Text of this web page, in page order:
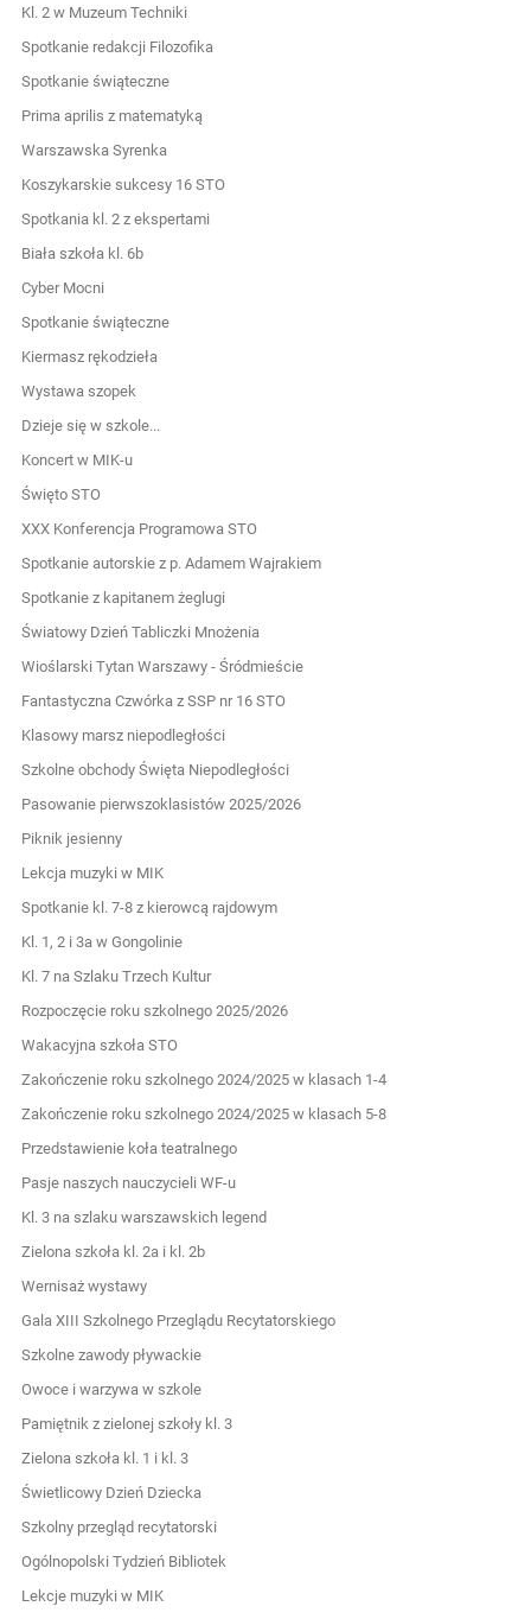
Kl. 2 w Muzeum Techniki
Spotkanie redakcji Filozofika
Spotkanie świąteczne
Prima aprilis z matematyką
Warszawska Syrenka
Koszykarskie sukcesy 16 STO
Spotkania kl. 2 z ekspertami
Biała szkoła kl. 6b
Cyber Mocni
Spotkanie świąteczne
Kiermasz rękodzieła
Wystawa szopek
Dzieje się w szkole...
Koncert w MIK-u
Święto STO
XXX Konferencja Programowa STO
Spotkanie autorskie z p. Adamem Wajrakiem
Spotkanie z kapitanem żeglugi
Światowy Dzień Tabliczki Mnożenia
Wioślarski Tytan Warszawy - Śródmieście
Fantastyczna Czwórka z SSP nr 16 STO
Klasowy marsz niepodległości
Szkolne obchody Święta Niepodległości
Pasowanie pierwszoklasistów 2025/2026
Piknik jesienny
Lekcja muzyki w MIK
Spotkanie kl. 7-8 z kierowcą rajdowym
Kl. 1, 2 i 3a w Gongolinie
Kl. 7 na Szlaku Trzech Kultur
Rozpoczęcie roku szkolnego 2025/2026
Wakacyjna szkoła STO
Zakończenie roku szkolnego 2024/2025 w klasach 1-4
Zakończenie roku szkolnego 2024/2025 w klasach 5-8
Przedstawienie koła teatralnego
Pasje naszych nauczycieli WF-u
Kl. 3 na szlaku warszawskich legend
Zielona szkoła kl. 2a i kl. 2b
Wernisaż wystawy
Gala XIII Szkolnego Przeglądu Recytatorskiego
Szkolne zawody pływackie
Owoce i warzywa w szkole
Pamiętnik z zielonej szkoły kl. 3
Zielona szkoła kl. 1 i kl. 3
Świetlicowy Dzień Dziecka
Szkolny przegląd recytatorski
Ogólnopolski Tydzień Bibliotek
Lekcje muzyki w MIK